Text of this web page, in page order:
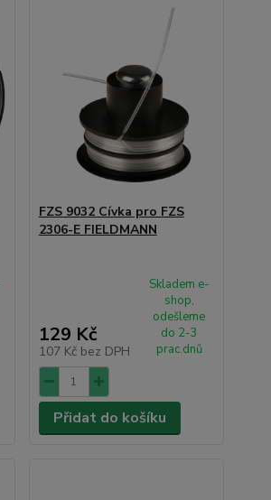
FZS 9032 Cívka pro FZS
2306-E FIELDMANN
129 Kč
107 Kč bez DPH
Skladem e-
shop,
odešleme
do 2-3
prac.dnů
Přidat do košíku